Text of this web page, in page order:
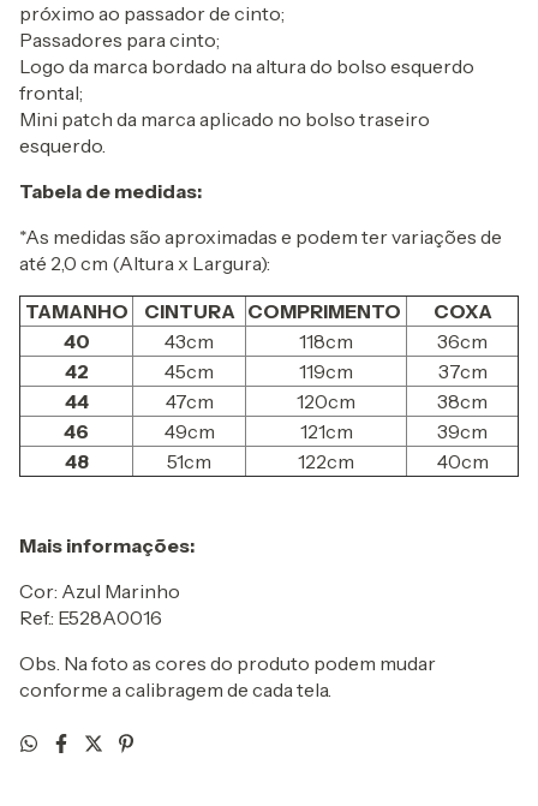
próximo ao passador de cinto;
Passadores para cinto;
Logo da marca bordado na altura do bolso esquerdo
frontal;
Mini patch da marca aplicado no bolso traseiro
esquerdo.
Tabela de medidas:
*As medidas são aproximadas e podem ter variações de
até 2,0 cm (Altura x Largura):
TAMANHO
CINTURA COMPRIMENTO
COXA
40
43cm 118cm
36cm
42
45cm 119cm
37cm
44
47cm 120cm
38cm
46
49cm 121cm
39cm
48
51cm 122cm 40cm
Mais informações:
Cor: Azul Marinho
Ref.: E528A0016
Obs. Na foto as cores do produto podem mudar
conforme a calibragem de cada tela.